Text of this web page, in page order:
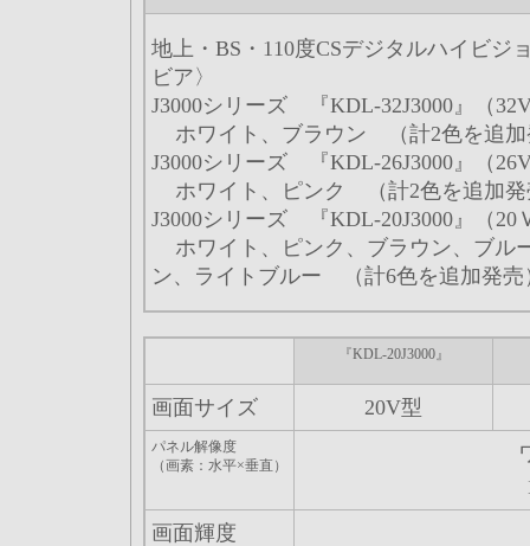
地上・BS・110度CSデジタルハイビジ
ビア〉
J3000シリーズ 『KDL-32J3000』（
ホワイト、ブラウン （計2色を追加
J3000シリーズ 『KDL-26J3000』（
ホワイト、ピンク （計2色を追加発
J3000シリーズ 『KDL-20J3000』（20
ホワイト、ピンク、ブラウン、ブル
ン、ライトブルー （計6色を追加発売
『KDL-20J3000』
画面サイズ 20V型
パネル解像度
（画素：水平×垂直）
画面輝度